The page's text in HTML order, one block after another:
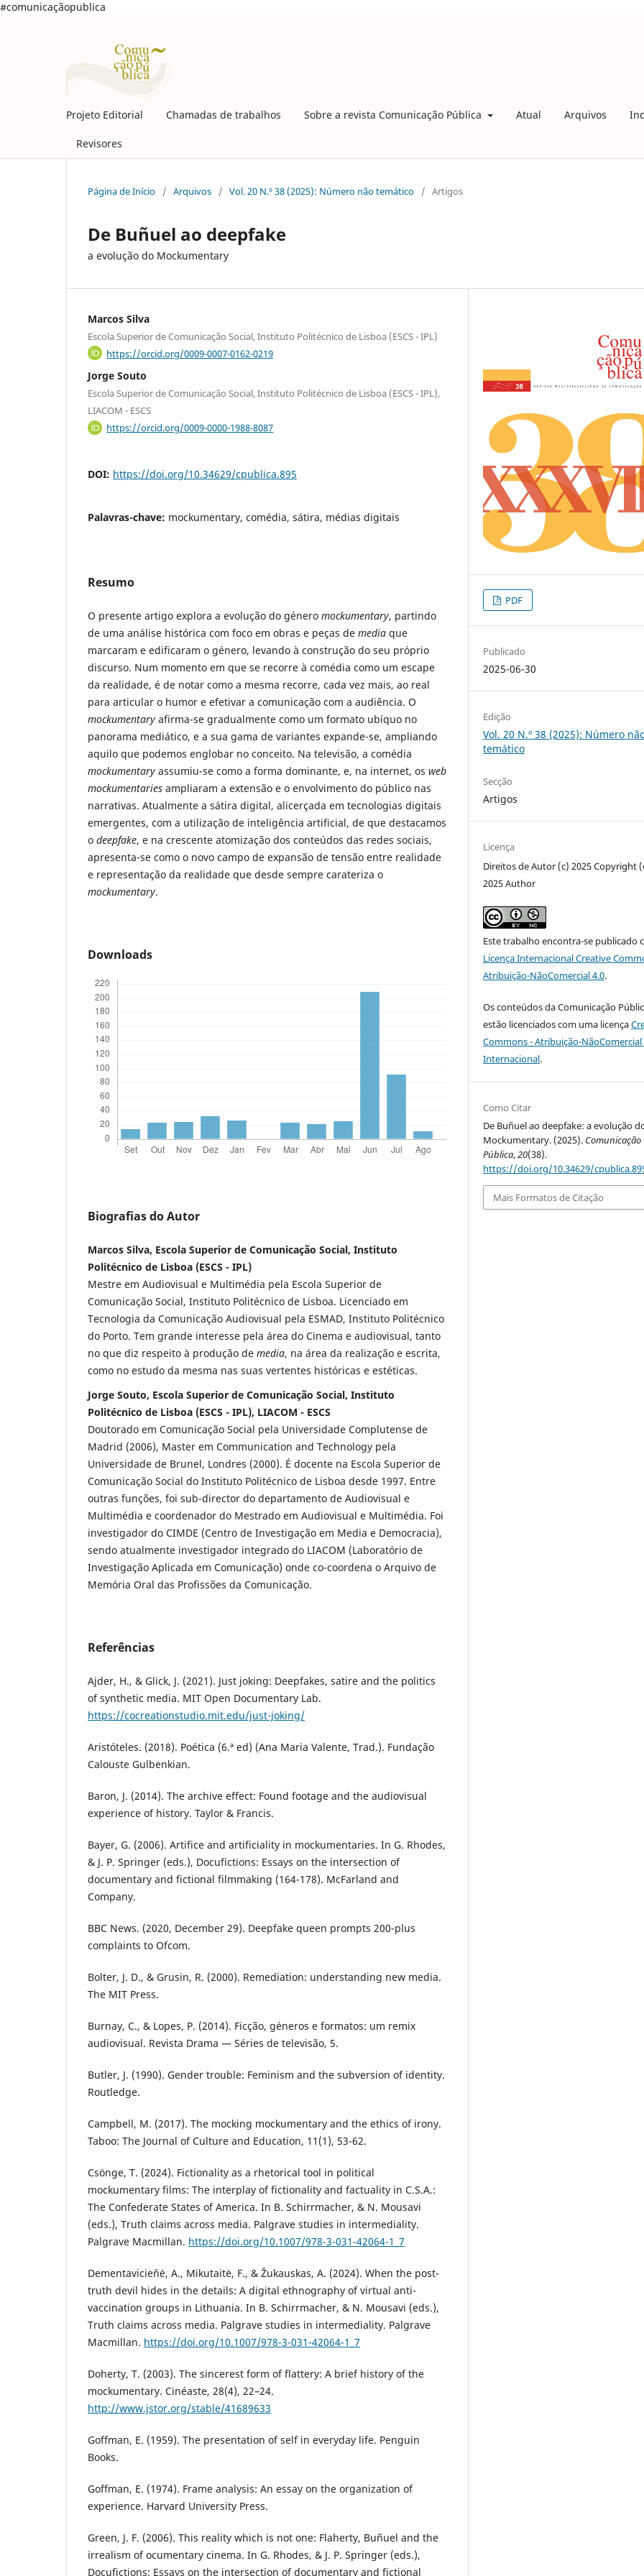
#comunicaçãopublica
Projeto Editorial Chamadas de trabalhos Sobre a revista Comunicação Pública Atual Arquivos
Revisores
Página de Início / Arquivos / Vol. 20 N.º 38 (2025): Número não temático / Artigos
De Buñuel ao deepfake
a evolução do Mockumentary
Marcos Silva
Escola Superior de Comunicação Social, Instituto Politécnico de Lisboa (ESCS - IPL)
https://orcid.org/0009-0007-0162-0219
Jorge Souto
Escola Superior de Comunicação Social, Instituto Politécnico de Lisboa (ESCS - IPL),
LIACOM - ESCS
https://orcid.org/0009-0000-1988-8087
DOI: https://doi.org/10.34629/cpublica.895
Palavras-chave: mockumentary, comédia, sátira, médias digitais
Resumo
O presente artigo explora a evolução do género mockumentary, partindo
de uma análise histórica com foco em obras e peças de media que
marcaram e edificaram o género, levando à construção do seu próprio
discurso. Num momento em que se recorre à comédia como um escape
da realidade, é de notar como a mesma recorre, cada vez mais, ao real
para articular o humor e efetivar a comunicação com a audiência. O
mockumentary afirma-se gradualmente como um formato ubíquo no
panorama mediático, e a sua gama de variantes expande-se, ampliando
aquilo que podemos englobar no conceito. Na televisão, a comédia
mockumentary assumiu-se como a forma dominante, e, na internet, os web
mockumentaries ampliaram a extensão e o envolvimento do público nas
narrativas. Atualmente a sátira digital, alicerçada em tecnologias digitais
emergentes, com a utilização de inteligência artificial, de que destacamos
o deepfake, e na crescente atomização dos conteúdos das redes sociais,
apresenta-se como o novo campo de expansão de tensão entre realidade
e representação da realidade que desde sempre carateriza o
mockumentary.
Downloads
Biografias do Autor
Marcos Silva, Escola Superior de Comunicação Social, Instituto
Politécnico de Lisboa (ESCS - IPL)
Mestre em Audiovisual e Multimédia pela Escola Superior de
Comunicação Social, Instituto Politécnico de Lisboa. Licenciado em
Tecnologia da Comunicação Audiovisual pela ESMAD, Instituto Politécnico
do Porto. Tem grande interesse pela área do Cinema e audiovisual, tanto
no que diz respeito à produção de media, na área da realização e escrita,
como no estudo da mesma nas suas vertentes históricas e estéticas.
Jorge Souto, Escola Superior de Comunicação Social, Instituto
Politécnico de Lisboa (ESCS - IPL), LIACOM - ESCS
Doutorado em Comunicação Social pela Universidade Complutense de
Madrid (2006), Master em Communication and Technology pela
Universidade de Brunel, Londres (2000). É docente na Escola Superior de
Comunicação Social do Instituto Politécnico de Lisboa desde 1997. Entre
outras funções, foi sub-director do departamento de Audiovisual e
Multimédia e coordenador do Mestrado em Audiovisual e Multimédia. Foi
investigador do CIMDE (Centro de Investigação em Media e Democracia),
sendo atualmente investigador integrado do LIACOM (Laboratório de
Investigação Aplicada em Comunicação) onde co-coordena o Arquivo de
Memória Oral das Profissões da Comunicação.
Referências
Ajder, H., & Glick, J. (2021). Just joking: Deepfakes, satire and the politics
of synthetic media. MIT Open Documentary Lab.
https://cocreationstudio.mit.edu/just-joking/
Aristóteles. (2018). Poética (6.ª ed) (Ana Maria Valente, Trad.). Fundação
Calouste Gulbenkian.
Baron, J. (2014). The archive effect: Found footage and the audiovisual
experience of history. Taylor & Francis.
Bayer, G. (2006). Artifice and artificiality in mockumentaries. In G. Rhodes,
& J. P. Springer (eds.), Docufictions: Essays on the intersection of
documentary and fictional filmmaking (164-178). McFarland and
Company.
BBC News. (2020, December 29). Deepfake queen prompts 200-plus
complaints to Ofcom.
Bolter, J. D., & Grusin, R. (2000). Remediation: understanding new media.
The MIT Press.
Burnay, C., & Lopes, P. (2014). Ficção, géneros e formatos: um remix
audiovisual. Revista Drama — Séries de televisão, 5.
Butler, J. (1990). Gender trouble: Feminism and the subversion of identity.
Routledge.
Campbell, M. (2017). The mocking mockumentary and the ethics of irony.
Taboo: The Journal of Culture and Education, 11(1), 53-62.
Csönge, T. (2024). Fictionality as a rhetorical tool in political
mockumentary films: The interplay of fictionality and factuality in C.S.A.:
The Confederate States of America. In B. Schirrmacher, & N. Mousavi
(eds.), Truth claims across media. Palgrave studies in intermediality.
Palgrave Macmillan. https://doi.org/10.1007/978-3-031-42064-1_7
Dementavicieňė, A., Mikutaitė, F., & Žukauskas, A. (2024). When the post-
truth devil hides in the details: A digital ethnography of virtual anti-
vaccination groups in Lithuania. In B. Schirrmacher, & N. Mousavi (eds.),
Truth claims across media. Palgrave studies in intermediality. Palgrave
Macmillan. https://doi.org/10.1007/978-3-031-42064-1_7
Doherty, T. (2003). The sincerest form of flattery: A brief history of the
mockumentary. Cinéaste, 28(4), 22–24.
http://www.jstor.org/stable/41689633
Goffman, E. (1959). The presentation of self in everyday life. Penguin
Books.
Goffman, E. (1974). Frame analysis: An essay on the organization of
experience. Harvard University Press.
Green, J. F. (2006). This reality which is not one: Flaherty, Buñuel and the
irrealism of ocumentary cinema. In G. Rhodes, & J. P. Springer (eds.),
Docufictions: Essays on the intersection of documentary and fictional
PDF
Publicado
2025-06-30
Edição
Vol. 20 N.º 38 (2025): Número
temático
Secção
Artigos
Licença
Direitos de Autor (c) 2025 Copyright
2025 Author
Este trabalho encontra-se publicado
Licença Internacional Creative
Atribuição-NãoComercial 4.0.
Os conteúdos da Comunicação
estão licenciados com uma licença
Commons - Atribuição-NãoComercial
Internacional.
Como Citar
De Buñuel ao deepfake: a evolução
Mockumentary. (2025). Comunicação
Pública,20(38).
https://doi.org/10.34629/
Mais Formatos de Citação